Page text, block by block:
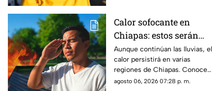
Calor sofocante en
Chiapas: estos serán
los municipios con las
temperaturas más altas
este viernes 7 de agosto
Aunque continúan las lluvias, el
calor persistirá en varias
regiones de Chiapas. Conoce
cuáles serán los municipios
agosto 06, 2026 07:28 p. m.